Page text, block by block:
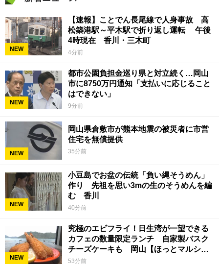
NEW
【速報】ことでん長尾線で人身事故 高
松築港駅～平木駅で折り返し運転 午後
4時現在 香川・三木町
4分前
NEW
都市公園負担金巡り県と対立続く…岡山
市に8750万円通知「支払いに応じること
はできない」
9分前
NEW
岡山県倉敷市が熊本地震の被災者に市営
住宅を無償提供
35分前
NEW
小豆島でお盆の伝統「負い縄そうめん」
作り 先祖を思い3mの生のそうめんを編
む 香川
40分前
NEW
究極のエビフライ！日生湾が一望できる
カフェの数量限定ランチ 自家製バスク
チーズケーキも 岡山【ほっとマルシ
ェ】
53分前